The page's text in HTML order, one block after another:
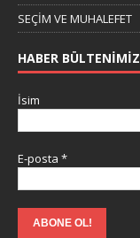
SEÇİM VE MUHALEFET
HABER
İsim
E-posta *